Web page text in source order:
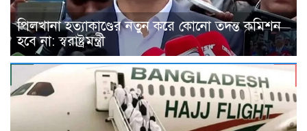
পিলখানা হত্যাকাণ্ডের নতুন করে কোনো তদন্ত কমিশন
হবে না: স্বরাষ্ট্রমন্ত্রী